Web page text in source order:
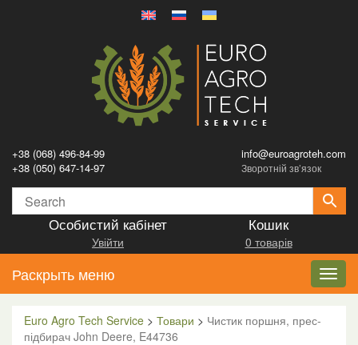
+38 (068) 496-84-99
+38 (050) 647-14-97
info@euroagroteh.com
Зворотній зв’язок
Особистий кабінет
Увійти
Кошик
0 товарів
Раскрыть меню
Euro Agro Tech Service > Товари > Чистик поршня, прес-
підбирач John Deere, E44736